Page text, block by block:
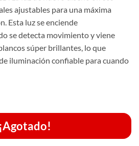
ajustables para una máxima
Esta luz se enciende
se detecta movimiento y viene
súper brillantes, lo que
iluminación confiable para cuando
¡Agotado!